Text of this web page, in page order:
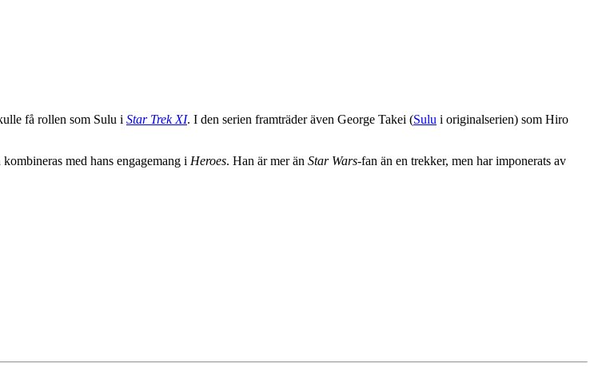
få rollen som Sulu i Star Trek XI. I den serien framträder även George Takei (Sulu i originalserien) som Hiro
med hans engagemang i Heroes. Han är mer än Star Wars-fan än en trekker, men har imponerats av